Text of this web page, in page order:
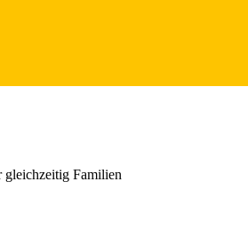
gleichzeitig Familien